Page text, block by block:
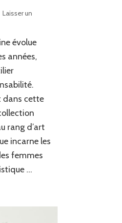
Laisser un
évolue
années,
dans cette
rang d’art
incarne les
femmes
…